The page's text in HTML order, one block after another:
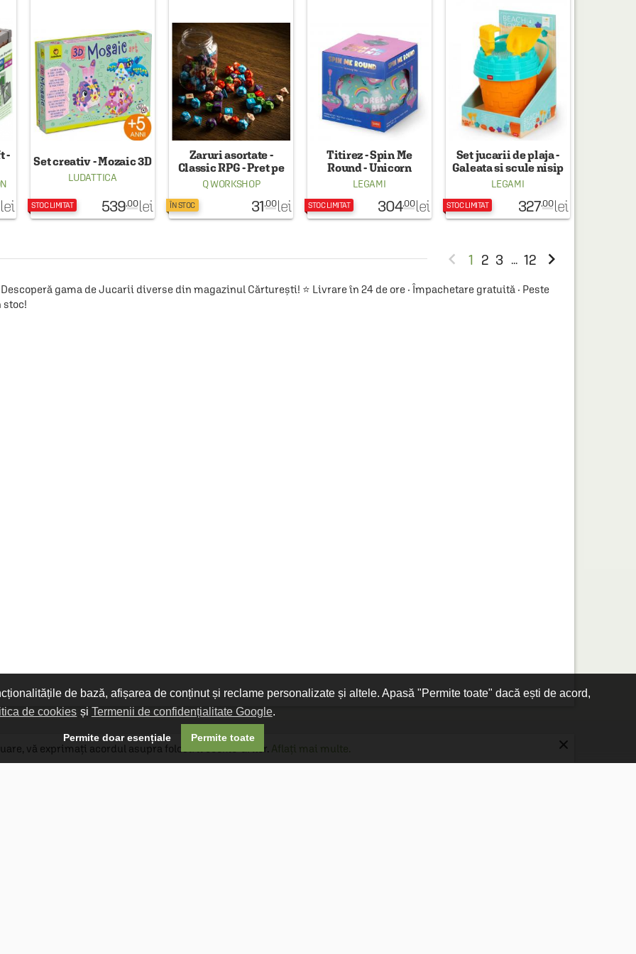
de bază, afișarea de conținut și reclame personalizate și altele. Apasă "Permite toate" dacă ești de acord,
de cookies și Termenii de confidențialitate Google.
Permite doar esențiale Permite toate
-
lei
Set creativ - Mozaic 3D
LUDATTICA
STOC LIMITAT 539.00 lei
Zaruri asortate -
Classic RPG - Pret pe
bucata
Q WORKSHOP
ÎN STOC 31.00 lei
Titirez - Spin Me
Round - Unicorn
LEGAMI
STOC LIMITAT 304.00 lei
Set jucarii de plaja -
Galeata si scule nisip
LEGAMI
STOC LIMITAT 327.00 lei
 1 2 3 ... 12 
Descoperă gama de Jucarii diverse din magazinul Cărturești! ⭐ Livrare în 24 de ore · Împachetare gratuită · Peste
stoc!
Livrare gratuită
vă exprimați acordul asupra folosirii cookie-urilor. Aflați mai multe. ×